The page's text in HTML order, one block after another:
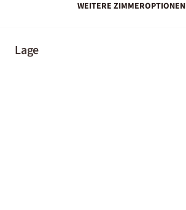
WEITERE ZIMMEROPTIONEN
Lage